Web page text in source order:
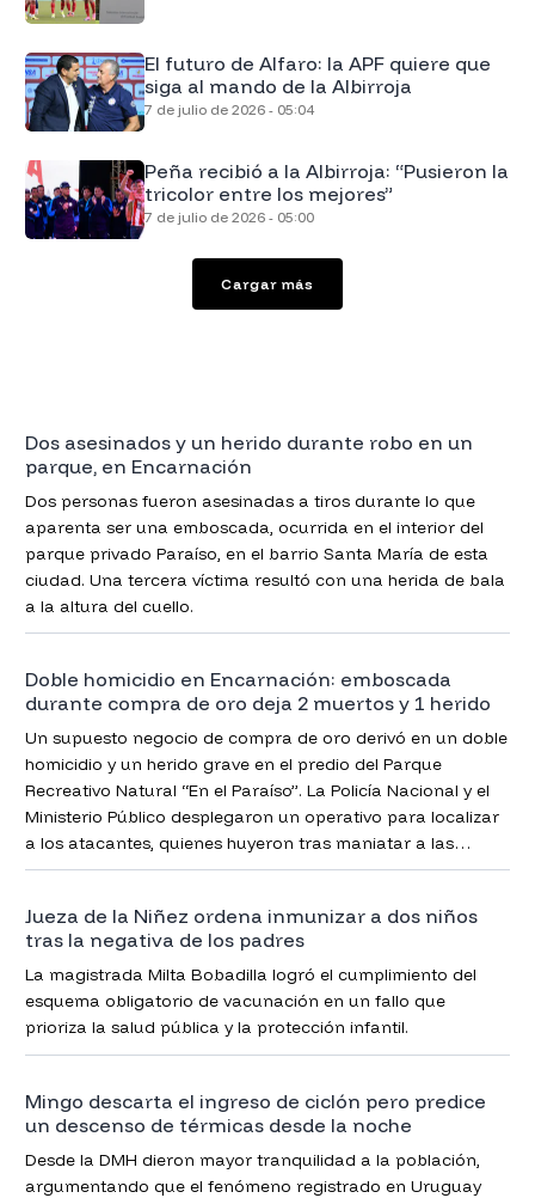
El futuro de Alfaro: la APF quiere que
siga al mando de la Albirroja
7 de julio de 2026 - 05:04
Peña recibió a la Albirroja: “Pusieron la
tricolor entre los mejores”
7 de julio de 2026 - 05:00
Cargar más
Dos asesinados y un herido durante robo en un
parque, en Encarnación
Dos personas fueron asesinadas a tiros durante lo que
aparenta ser una emboscada, ocurrida en el interior del
parque privado Paraíso, en el barrio Santa María de esta
ciudad. Una tercera víctima resultó con una herida de bala
a la altura del cuello.
Doble homicidio en Encarnación: emboscada
durante compra de oro deja 2 muertos y 1 herido
Un supuesto negocio de compra de oro derivó en un doble
homicidio y un herido grave en el predio del Parque
Recreativo Natural “En el Paraíso”. La Policía Nacional y el
Ministerio Público desplegaron un operativo para localizar
a los atacantes, quienes huyeron tras maniatar a las
víctimas y apoderarse de dinero en efectivo.
Jueza de la Niñez ordena inmunizar a dos niños
tras la negativa de los padres
La magistrada Milta Bobadilla logró el cumplimiento del
esquema obligatorio de vacunación en un fallo que
prioriza la salud pública y la protección infantil.
Mingo descarta el ingreso de ciclón pero predice
un descenso de térmicas desde la noche
Desde la DMH dieron mayor tranquilidad a la población,
argumentando que el fenómeno registrado en Uruguay